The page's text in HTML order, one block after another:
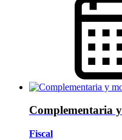
Complementaria
Fiscal